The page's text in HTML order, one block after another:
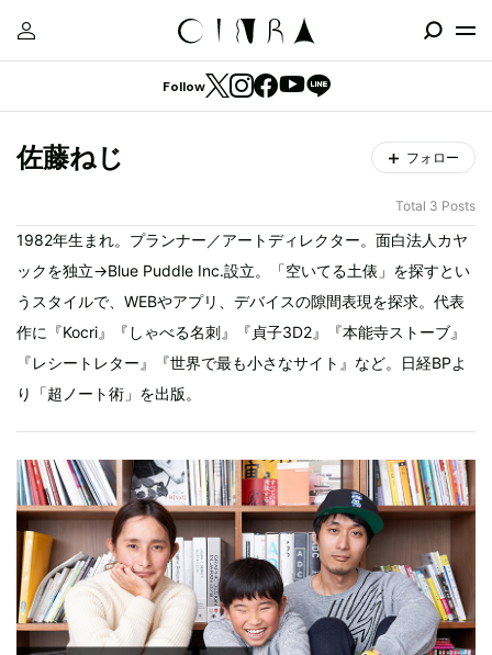
Follow
佐藤ねじ フォロー
Total 3 Posts
1982年生まれ。プランナー／アートディレクター。面白法人カヤ
ックを独立→Blue Puddle Inc.設立。「空いてる土俵」を探すとい
うスタイルで、WEBやアプリ、デバイスの隙間表現を探求。代表
作に『Kocri』『しゃべる名刺』『貞子3D2』『本能寺ストーブ』
『レシートレター』『世界で最も小さなサイト』など。日経BPよ
り「超ノート術」を出版。